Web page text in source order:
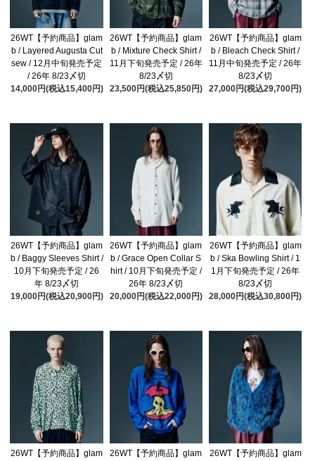
26WT【予約商品】glam
b / Layered Augusta Cut
sew / 12月中旬発売予定
/ 26年 8/23〆切
14,000円(税込15,400円)
26WT【予約商品】glam
b / Mixture Check Shirt /
11月下旬発売予定 / 26年
8/23〆切
23,500円(税込25,850円)
26WT【予約商品】glam
b / Bleach Check Shirt /
11月中旬発売予定 / 26年
8/23〆切
27,000円(税込29,700円)
26WT【予約商品】glam
b / Baggy Sleeves Shirt /
10月下旬発売予定 / 26
年 8/23〆切
19,000円(税込20,900円)
26WT【予約商品】glam
b / Grace Open Collar S
hirt / 10月下旬発売予定 /
26年 8/23〆切
20,000円(税込22,000円)
26WT【予約商品】glam
b / Ska Bowling Shirt / 1
1月下旬発売予定 / 26年
8/23〆切
28,000円(税込30,800円)
26WT【予約商品】glam
26WT【予約商品】glam
26WT【予約商品】glam